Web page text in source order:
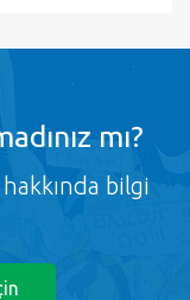
mı?
bilgi